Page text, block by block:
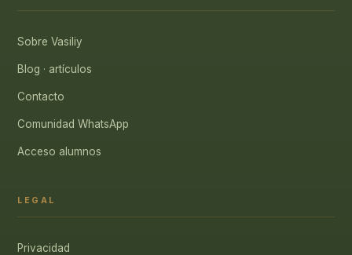
Sobre Vasiliy
Blog · artículos
Contacto
Comunidad WhatsApp
Acceso alumnos
LEGAL
Privacidad